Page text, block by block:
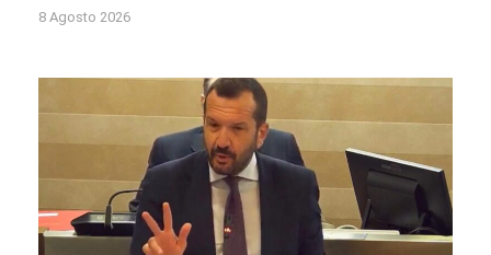
8 Agosto 2026